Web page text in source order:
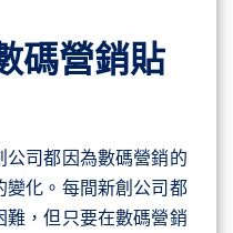
碼營銷貼
司都因為數碼營銷的
化。每間新創公司都
，但只要在數碼營銷